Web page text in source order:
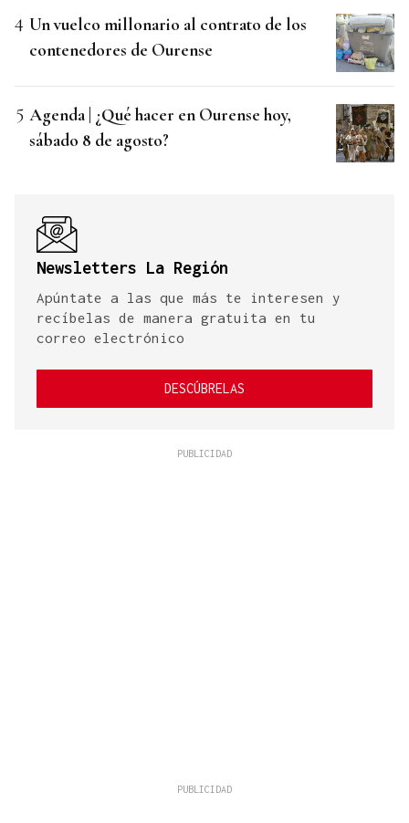
Un vuelco millonario al contrato de los
contenedores de Ourense
Agenda | ¿Qué hacer en Ourense hoy,
sábado 8 de agosto?
Newsletters La Región
Apúntate a las que más te interesen y
recíbelas de manera gratuita en tu
correo electrónico
DESCÚBRELAS